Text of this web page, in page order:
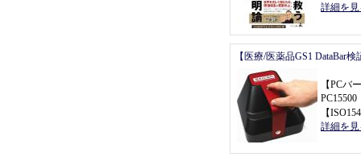
詳細を
【医療/医薬品GS1 DataBar
【PCバ
【
詳細を